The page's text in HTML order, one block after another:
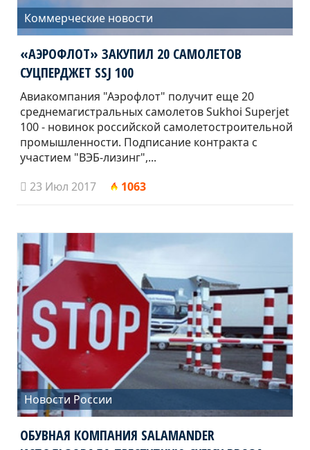
Коммерческие новости
«АЭРОФЛОТ» ЗАКУПИЛ 20 САМОЛЕТОВ
СУЦПЕРДЖЕТ SSJ 100
Авиакомпания "Аэрофлот" получит еще 20
среднемагистральных самолетов Sukhoi Superjet
100 - новинок российской самолетостроительной
промышленности. Подписание контракта с
участием "ВЭБ-лизинг",...
23 Июл 2017
1063
Новости России
ОБУВНАЯ КОМПАНИЯ SALAMANDER